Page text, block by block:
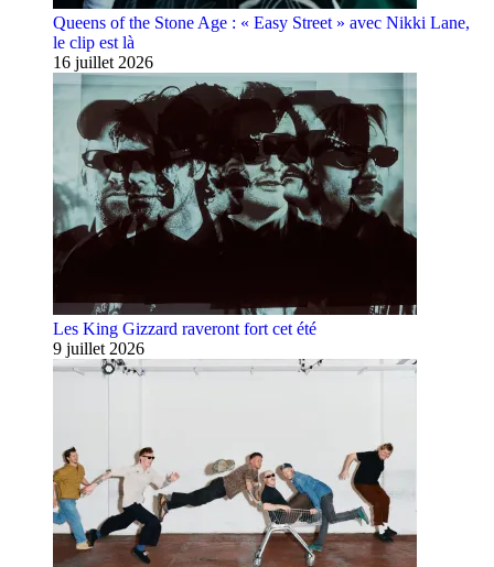
Queens of the Stone Age : « Easy Street » avec Nikki Lane,
le clip est là
16 juillet 2026
Les King Gizzard raveront fort cet été
9 juillet 2026